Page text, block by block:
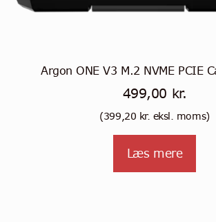
Argon ONE V3 M.2 NVME PCIE
499,00 kr.
(399,20 kr. eksl. moms)
Læs mere